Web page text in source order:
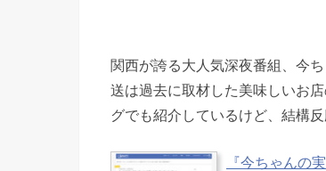
関西が誇る大人気深夜番組、今
送は過去に取材した美味しいお
グでも紹介しているけど、結構反
『今ちゃんの